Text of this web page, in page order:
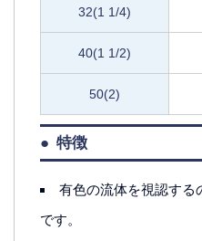
32(1 1/4)
40(1 1/2)
50(2)
特徴
有色の流体を視認する
です。